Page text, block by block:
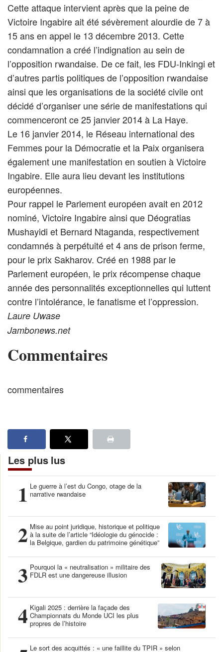
Cette attaque intervient après que la peine de
Victoire Ingabire ait été sévèrement alourdie de 7 à
15 ans en appel le 13 décembre 2013. Cette
condamnation a créé l’indignation au sein de
l’opposition rwandaise. De ce fait, les FDU-Inkingi et
d’autres partis politiques de l’opposition rwandaise
ainsi que les organisations de la société civile ont
décidé d’organiser une série de manifestations qui
commenceront ce 25 janvier 2014 à La Haye.
Le 16 janvier 2014, le Réseau international des
Femmes pour la Démocratie et la Paix organisera
également une manifestation en soutien à Victoire
Ingabire. Elle aura lieu devant les institutions
européennes.
Pour rappel le Parlement européen avait en 2012
nominé, Victoire Ingabire ainsi que Déogratias
Mushayidi et Bernard Ntaganda, respectivement
condamnés à perpétuité et 4 ans de prison ferme,
pour le prix Sakharov. Créé en 1988 par le
Parlement européen, le prix récompense chaque
année des personnalités exceptionnelles qui luttent
contre l’intolérance, le fanatisme et l’oppression.
Laure Uwase
Jambonews.net
Commentaires
commentaires
Les plus lus
1 Le guerre à l’est du Congo, otage de la
narrative rwandaise
2 Mise au point juridique, historique et politique
à la suite de l’article “Idéologie du génocide :
la Belgique, gardien du patrimoine génétique”
3 Pourquoi la « neutralisation » militaire des
FDLR est une dangereuse illusion
4 Kigali 2025 : derrière la façade des
Championnats du Monde UCI les plus
propres de l’histoire
Le sort des acquittés : « une faillite du TPIR » selon